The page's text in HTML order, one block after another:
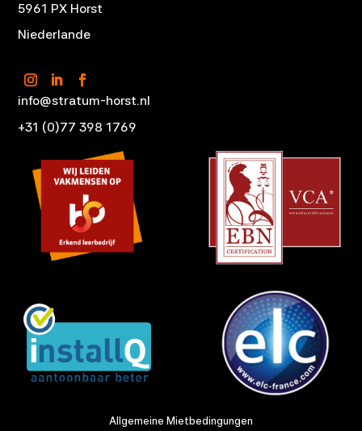
5961 PX Horst
Niederlande
info@stratum-horst.nl
+31 (0)77 398 1769
Allgemeine Mietbedingungen